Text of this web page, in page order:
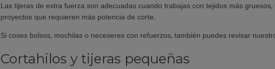
Las tijeras de extra fuerza son adecuadas cuando trabajas con tejidos más
proyectos que requieren más potencia de corte.
Si coses bolsos, mochilas o neceseres con refuerzos, también puedes revisar
Cortahilos y tijeras pequeñas